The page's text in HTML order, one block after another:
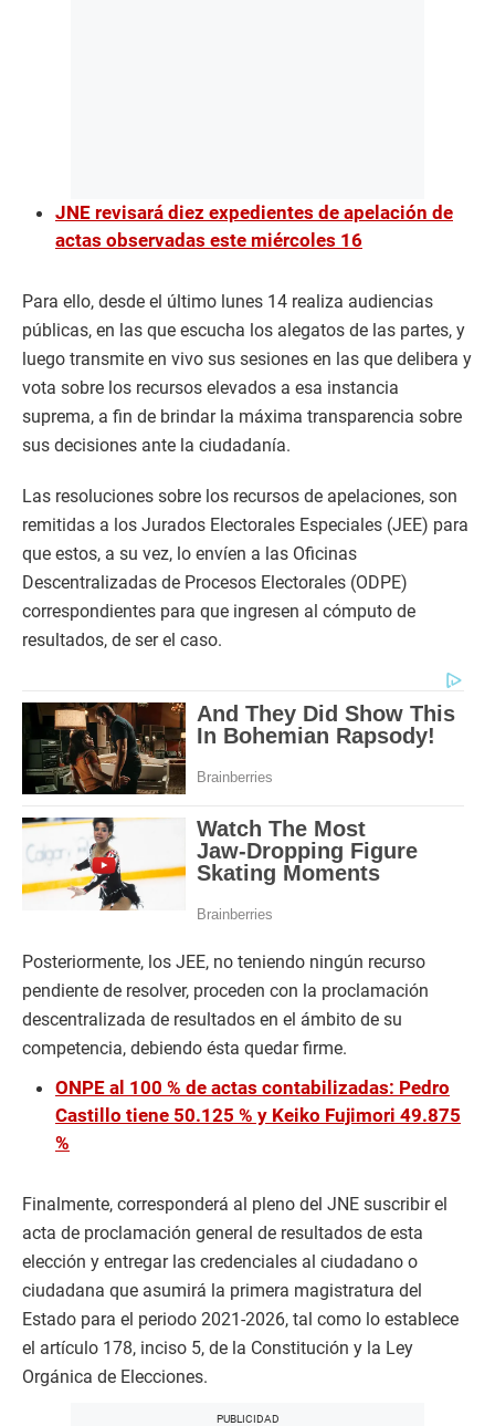
JNE revisará diez expedientes de apelación de
actas observadas este miércoles 16
Para ello, desde el último lunes 14 realiza audiencias
públicas, en las que escucha los alegatos de las partes, y
luego transmite en vivo sus sesiones en las que delibera y
vota sobre los recursos elevados a esa instancia
suprema, a fin de brindar la máxima transparencia sobre
sus decisiones ante la ciudadanía.
Las resoluciones sobre los recursos de apelaciones, son
remitidas a los Jurados Electorales Especiales (JEE) para
que estos, a su vez, lo envíen a las Oficinas
Descentralizadas de Procesos Electorales (ODPE)
correspondientes para que ingresen al cómputo de
resultados, de ser el caso.
Posteriormente, los JEE, no teniendo ningún recurso
pendiente de resolver, proceden con la proclamación
descentralizada de resultados en el ámbito de su
competencia, debiendo ésta quedar firme.
ONPE al 100 % de actas contabilizadas: Pedro
Castillo tiene 50.125 % y Keiko Fujimori 49.875
%
Finalmente, corresponderá al pleno del JNE suscribir el
acta de proclamación general de resultados de esta
elección y entregar las credenciales al ciudadano o
ciudadana que asumirá la primera magistratura del
Estado para el periodo 2021-2026, tal como lo establece
el artículo 178, inciso 5, de la Constitución y la Ley
Orgánica de Elecciones.